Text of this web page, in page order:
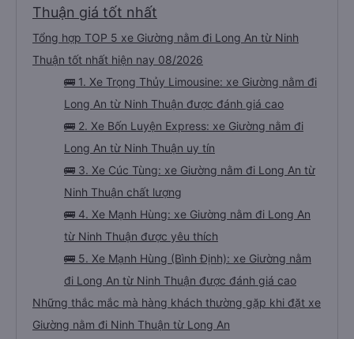
Thuận giá tốt nhất
Tổng hợp TOP 5 xe Giường nằm đi Long An từ Ninh
Thuận tốt nhất hiện nay 08/2026
🚌 1. Xe Trọng Thủy Limousine: xe Giường nằm đi
Long An từ Ninh Thuận được đánh giá cao
🚌 2. Xe Bốn Luyện Express: xe Giường nằm đi
Long An từ Ninh Thuận uy tín
🚌 3. Xe Cúc Tùng: xe Giường nằm đi Long An từ
Ninh Thuận chất lượng
🚌 4. Xe Mạnh Hùng: xe Giường nằm đi Long An
từ Ninh Thuận được yêu thích
🚌 5. Xe Mạnh Hùng (Bình Định): xe Giường nằm
đi Long An từ Ninh Thuận được đánh giá cao
Những thắc mắc mà hàng khách thường gặp khi đặt xe
Giường nằm đi Ninh Thuận từ Long An